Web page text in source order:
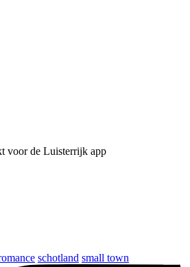
voor de Luisterrijk app
schotland small town